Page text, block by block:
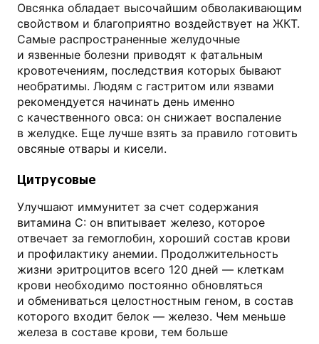
Овсянка обладает высочайшим обволакивающим
свойством и благоприятно воздействует на ЖКТ.
Самые распространенные желудочные
и язвенные болезни приводят к фатальным
кровотечениям, последствия которых бывают
необратимы. Людям с гастритом или язвами
рекомендуется начинать день именно
с качественного овса: он снижает воспаление
в желудке. Еще лучше взять за правило готовить
овсяные отвары и кисели.
Цитрусовые
Улучшают иммунитет за счет содержания
витамина С: он впитывает железо, которое
отвечает за гемоглобин, хороший состав крови
и профилактику анемии. Продолжительность
жизни эритроцитов всего 120 дней — клеткам
крови необходимо постоянно обновляться
и обмениваться целостностным геном, в состав
которого входит белок — железо. Чем меньше
железа в составе крови, тем больше